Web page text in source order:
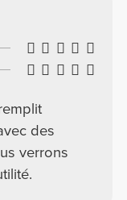
des
verrons